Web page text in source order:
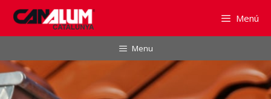
Saltar
contenido
Menú
Menu